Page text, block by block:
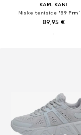
KARL KANI
Niske tenisice '89
89,95 €